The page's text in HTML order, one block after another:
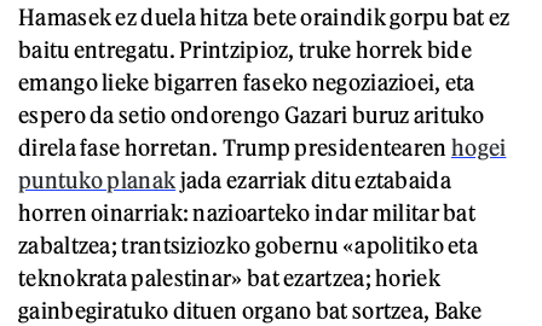
Hamasek ez duela hitza bete oraindik gorpu bat ez
baitu entregatu. Printzipioz, truke horrek bide
emango lieke bigarren faseko negoziazioei, eta
espero da setio ondorengo Gazari buruz arituko
direla fase horretan. Trump presidentearen hogei
puntuko planakjada ezarriak ditu eztabaida
horren oinarriak: nazioarteko indar militar bat
zabaltzea; trantsiziozko gobernu «apolitiko eta
teknokrata palestinar» bat ezartzea; horiek
gainbegiratuko dituen organo bat sortzea, Bake